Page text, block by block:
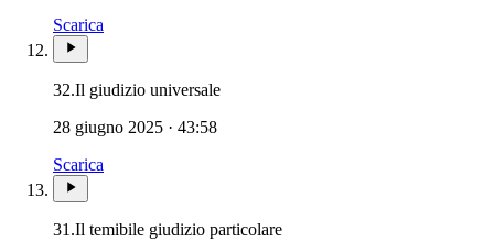
Scarica
32.Il giudizio universaleNovissimi · Morte · Inferno · Paradiso
28 giugno 2025 · 43:58
Scarica
31.Il temibile giudizio particolareNovissimi · Morte · Inferno ·